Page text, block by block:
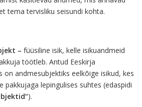
tema tervisliku seisundi kohta.
– füüsiline isik, kelle isikuandmeid
töötleb. Antud Eeskirja
on andmesubjektiks eelkõige isikud, kes
pakkujaga lepingulises suhtes (edaspidi
).